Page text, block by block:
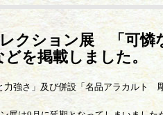
クション展 「可憐
を掲載しました。
力強さ」及び併設「名品アラカルト